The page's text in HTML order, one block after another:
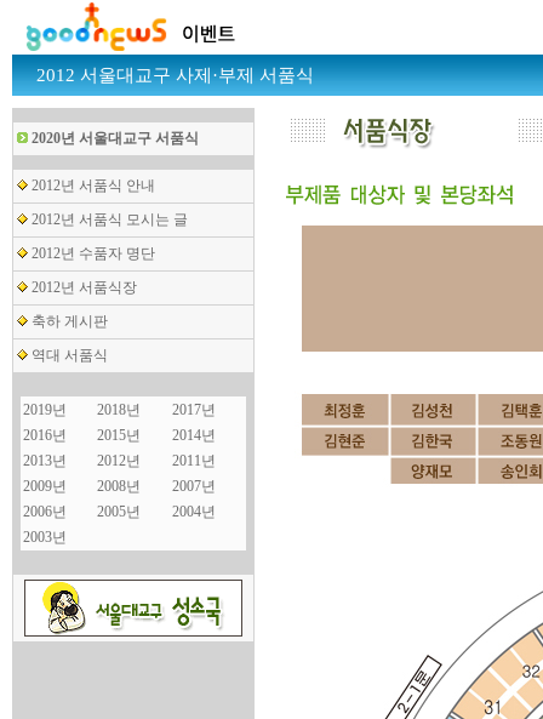
2012 서울대교구 사제·부제 서품식
2020년 서울대교구 서품식
2012년 서품식 안내
2012년 서품식 모시는 글
2012년 수품자 명단
2012년 서품식장
축하 게시판
역대 서품식
2019년 2018년
2017년
2016년
2015년
2014년
2013년
2012년
2011년
2009년
2008년
2007년
2006년
2005년
2004년
2003년